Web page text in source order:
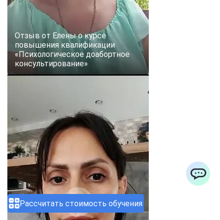
Рассчитать стоимость обучения
Отзыв от Елены о курсе
повышения квалификации
«Психологическое доабортное
консультирование»
ChatApp